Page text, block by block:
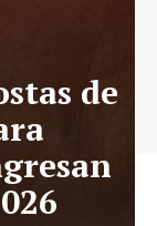
de